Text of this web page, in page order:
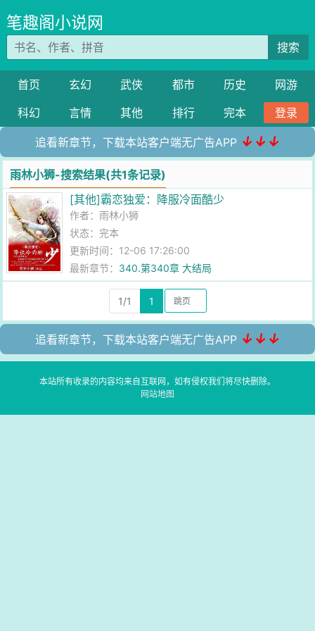
笔趣阁小说网
搜索
首页 玄幻 武侠 都市 历史
网游
科幻
言情 其他 排行 完本 登录
追看新章节，下载本站客户端无广告APP ↓↓↓
雨林小狮-搜索结果(共1条记录)
[其他]霸恋独爱：降服冷面酷少
作者：雨林小狮
状态：完本
更新时间：12-06 17:26:00
最新章节： 340.第340章 大结局
1/1 1
追看新章节，下载本站客户端无广告APP ↓↓↓
本站所有收录的内容均来自互联网，如有侵权我们将尽快删除。
网站地图